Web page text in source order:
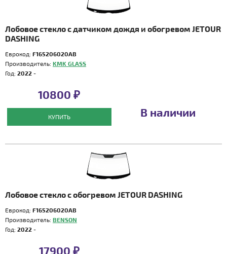
Лобовое стекло с датчиком дождя и обогревом JETOUR
DASHING
Еврокод: F165206020AB
Производитель: KMK GLASS
Год: 2022 -
10800 ₽
КУПИТЬ В наличии
Лобовое стекло с обогревом JETOUR DASHING
Еврокод: F165206020AB
Производитель: BENSON
Год: 2022 -
17900 ₽